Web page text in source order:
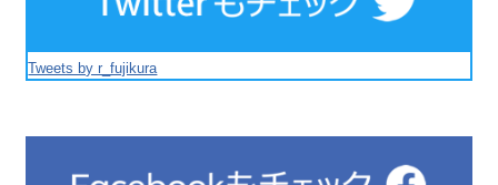
Tweets by r_fujikura